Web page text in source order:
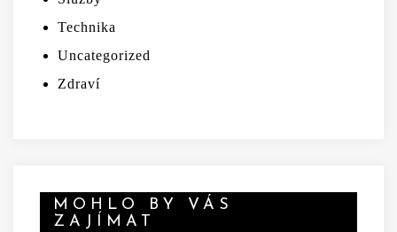
Technika
Uncategorized
Zdraví
MOHLO BY VÁS
ZAJÍMAT